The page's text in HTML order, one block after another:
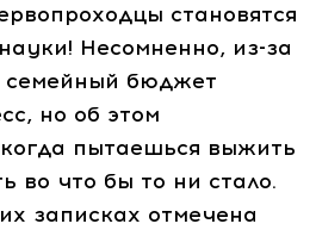
становятся
Несомненно, из-за
семейный бюджет
но об этом
пытаешься выжить
во что бы то ни стало.
записках отмечена